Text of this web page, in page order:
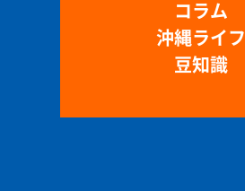
コラム
沖縄ライフ
豆知識